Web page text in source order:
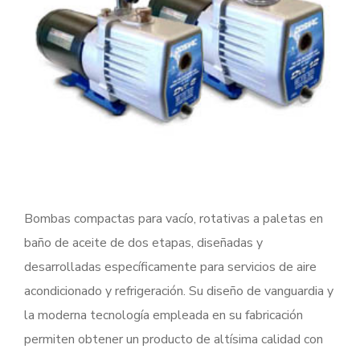
Bombas compactas para vacío, rotativas a paletas en
baño de aceite de dos etapas, diseñadas y
desarrolladas específicamente para servicios de aire
acondicionado y refrigeración. Su diseño de vanguardia y
la moderna tecnología empleada en su fabricación
permiten obtener un producto de altísima calidad con